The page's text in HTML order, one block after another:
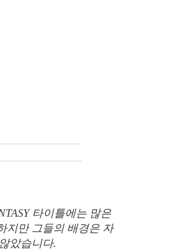
타이틀에는 많은
지만 그들의 배경은 자
았습니다.